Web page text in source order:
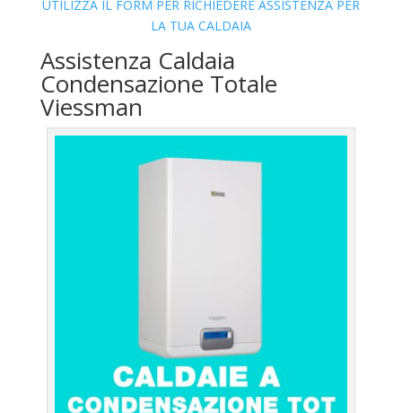
UTILIZZA IL FORM PER RICHIEDERE ASSISTENZA PER
LA TUA CALDAIA
Assistenza Caldaia
Condensazione Totale
Viessman